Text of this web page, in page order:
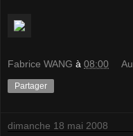
Fabrice WANG à 08:00
Partager
dimanche 18 mai 2008